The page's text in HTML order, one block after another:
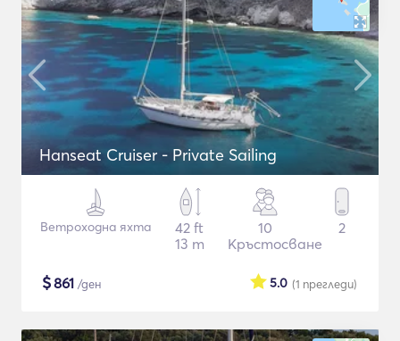
Hanseat Cruiser - Private Sailing
Ветроходна яхта
42 ft
13 m
10
Кръстосване
2
$861 /ден (1 прегледи)
5.0